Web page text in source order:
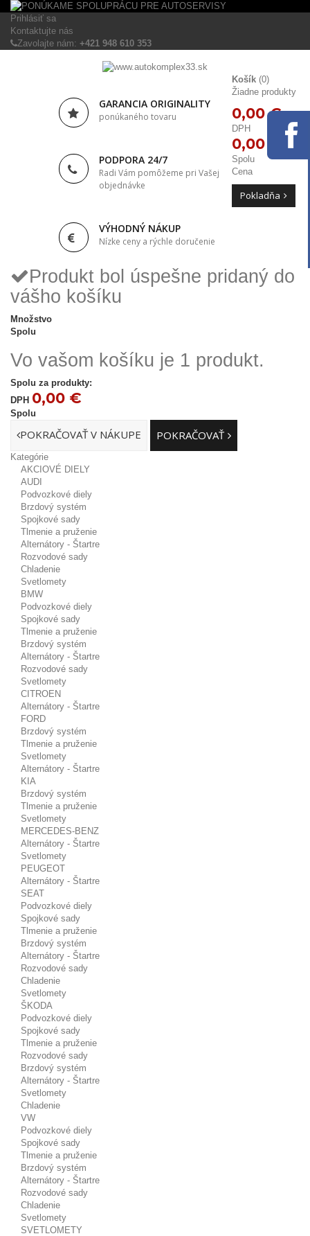
Prihlásiť sa
Kontaktujte nás
Zavolajte nám: +421 948 610 353
GARANCIA ORIGINALITY
ponúkaného tovaru
PODPORA 24/7
Radi Vám pomôžeme pri Vašej
objednávke
VÝHODNÝ NÁKUP
Nízke ceny a rýchle doručenie
Košík (0)
Žiadne produkty
0,00 €
DPH
0,00 €
Spolu
Cena
Pokladňa
Produkt bol úspešne pridaný do
vášho košíku
Množstvo
Spolu
Vo vašom košíku je 1 produkt.
Spolu za produkty:
DPH 0,00 €
Spolu
POKRAČOVAŤ V NÁKUPE POKRAČOVAŤ
Kategórie
AKCIOVÉ DIELY
AUDI
Podvozkové diely
Brzdový systém
Spojkové sady
Tlmenie a pruženie
Alternátory - Štartre
Rozvodové sady
Chladenie
Svetlomety
BMW
Podvozkové diely
Spojkové sady
Tlmenie a pruženie
Brzdový systém
Alternátory - Štartre
Rozvodové sady
Svetlomety
CITROEN
Alternátory - Štartre
FORD
Brzdový systém
Tlmenie a pruženie
Svetlomety
Alternátory - Štartre
KIA
Brzdový systém
Tlmenie a pruženie
Svetlomety
MERCEDES-BENZ
Alternátory - Štartre
Svetlomety
PEUGEOT
Alternátory - Štartre
SEAT
Podvozkové diely
Spojkové sady
Tlmenie a pruženie
Brzdový systém
Alternátory - Štartre
Rozvodové sady
Chladenie
Svetlomety
ŠKODA
Podvozkové diely
Spojkové sady
Tlmenie a pruženie
Rozvodové sady
Brzdový systém
Alternátory - Štartre
Svetlomety
Chladenie
VW
Podvozkové diely
Spojkové sady
Tlmenie a pruženie
Brzdový systém
Alternátory - Štartre
Rozvodové sady
Chladenie
Svetlomety
SVETLOMETY